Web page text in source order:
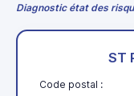
Diagnostic état des
ST
Code postal :